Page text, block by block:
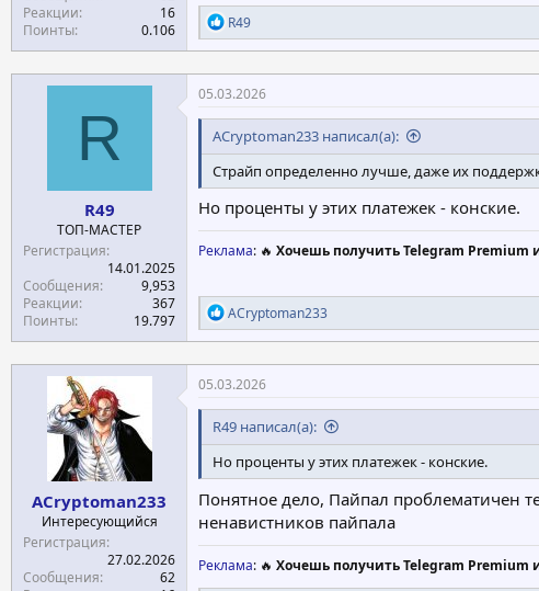
Реакции
16
Поинты
0.106
Р
е
а
к
ц
и
и
:
R49
R
R49
ТОП-МАСТЕР
Регистрация
14.01.2025
Сообщения
9,953
Реакции
367
Поинты
19.797
05.03.2026
ACryptoman233 написал(а):
Страйп определенно лучше, даже их
Но проценты у этих платежек - конские.
Реклама: 🔥 Хочешь получить Telegram Premium
Р
е
а
к
ц
и
и
:
ACryptoman233
ACryptoman233
Интересующийся
Регистрация
27.02.2026
Сообщения
62
05.03.2026
R49 написал(а):
Но проценты у этих платежек - конские.
Понятное дело, Пайпал проблематичен
ненавистников пайпала
Реклама: 🔥 Хочешь получить Telegram Premium